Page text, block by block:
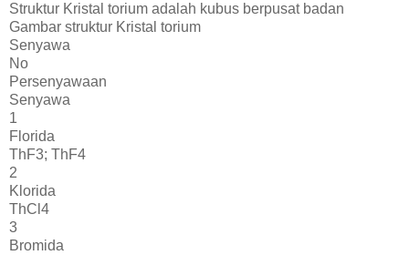
Struktur Kristal torium adalah kubus berpusat badan
Gambar struktur Kristal torium
Senyawa
No
Persenyawaan
Senyawa
1
Florida
ThF3; ThF4
2
Klorida
ThCl4
3
Bromida